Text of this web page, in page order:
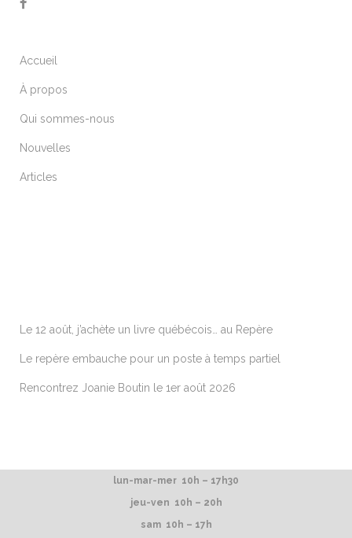
Accueil
À propos
Qui sommes-nous
Nouvelles
Articles
Le 12 août, j’achète un livre québécois… au Repère
Le repère embauche pour un poste à temps partiel
Rencontrez Joanie Boutin le 1er août 2026
lun-mar-mer 10h – 17h30
jeu-ven 10h – 20h
sam 10h – 17h